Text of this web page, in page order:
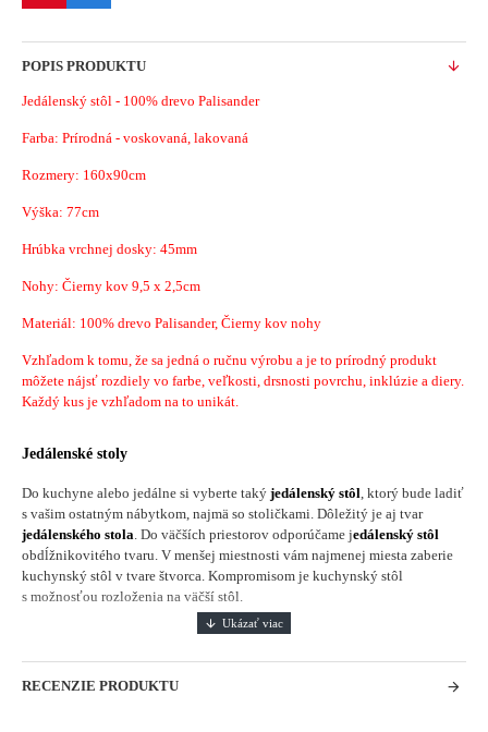
POPIS PRODUKTU
Jedálenský stôl - 100% drevo Palisander
Farba: Prírodná - voskovaná, lakovaná
Rozmery: 160x90cm
Výška: 77cm
Hrúbka vrchnej dosky: 45mm
Nohy: Čierny kov 9,5 x 2,5cm
Materiál: 100% drevo Palisander, Čierny kov nohy
Vzhľadom k tomu, že sa jedná o ručnu výrobu a je to prírodný produkt
môžete nájsť rozdiely vo farbe, veľkosti, drsnosti povrchu, inklúzie a diery.
Každý kus je vzhľadom na to unikát.
Jedálenské stoly
Do kuchyne alebo jedálne si vyberte taký jedálenský stôl, ktorý bude ladiť
s vašim ostatným nábytkom, najmä so stoličkami. Dôležitý je aj tvar
jedálenského stola. Do väčších priestorov odporúčame jedálenský stôl
obdĺžnikovitého tvaru. V menšej miestnosti vám najmenej miesta zaberie
kuchynský stôl v tvare štvorca. Kompromisom je kuchynský stôl
s možnosťou rozloženia na väčší stôl.
RECENZIE PRODUKTU